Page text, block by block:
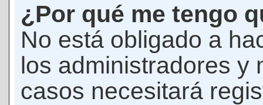
¿Por qué me tengo
No está obligado a
los administradores y
casos necesitará